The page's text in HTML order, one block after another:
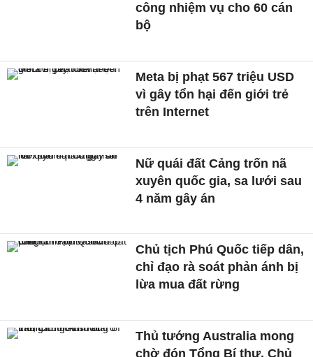
công nhiệm vụ cho 60 cán
bộ
Meta bị phạt 567 triệu USD
vì gây tổn hại đến giới trẻ
trên Internet
Nữ quái đất Cảng trốn nã
xuyên quốc gia, sa lưới sau
4 năm gây án
Chủ tịch Phú Quốc tiếp dân,
chỉ đạo rà soát phản ánh bị
lừa mua đất rừng
Thủ tướng Australia mong
chờ đón Tổng Bí thư, Chủ